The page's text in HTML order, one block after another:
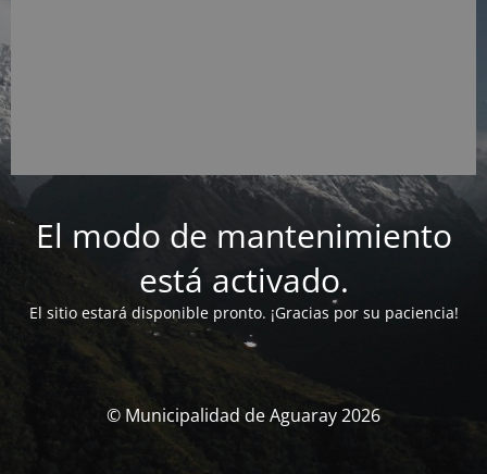
El modo de mantenimiento
está activado.
El sitio estará disponible pronto. ¡Gracias por su paciencia!
© Municipalidad de Aguaray 2026